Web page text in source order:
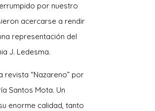
por nuestro
acercarse a rendir
representación del
J. Ledesma.
revista “Nazareno” por
Santos Mota. Un
enorme calidad, tanto